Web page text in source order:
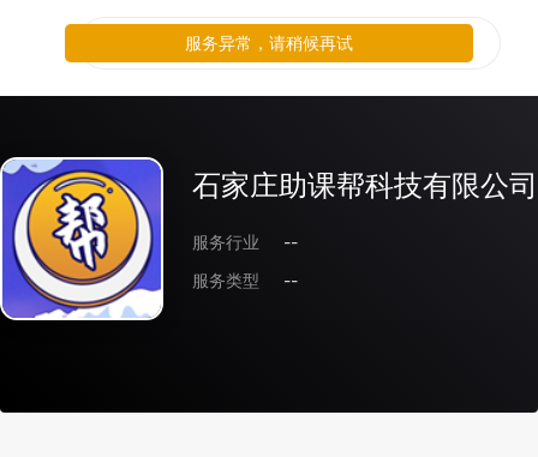
石家庄助课帮科技有限公司
服务行业
--
服务类型
--
服务异常，请稍候再试